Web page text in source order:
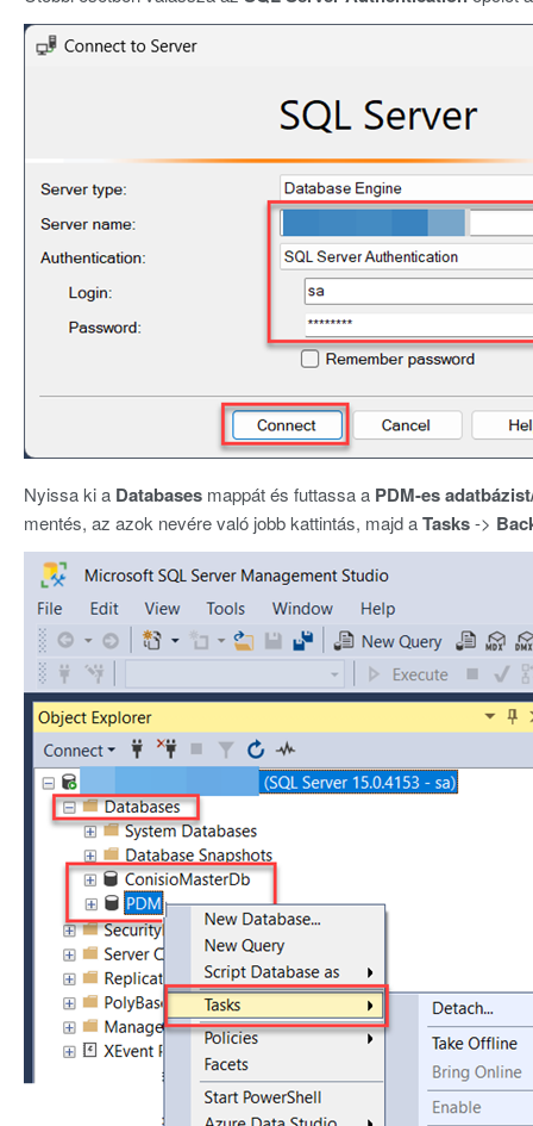
Nyissa ki a Databases mappát és futtassa a PDM-es
mentés, az azok nevére való jobb kattintás, majd aTasks->